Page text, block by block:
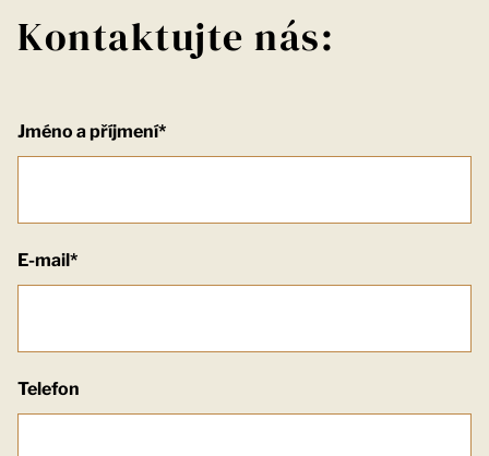
Kontaktujte nás:
Jméno a příjmení*
E-mail*
Telefon